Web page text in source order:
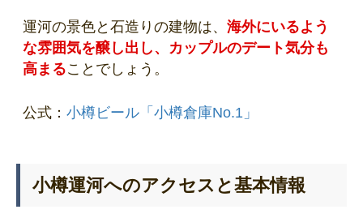
運河の景色と石造りの建物は、 海外にいるよう
な雰囲気を醸し出し、カップルのデート気分も
高まることでしょう。
公式： 小樽ビール「小樽倉庫No.1」
小樽運河へのアクセスと基本情報